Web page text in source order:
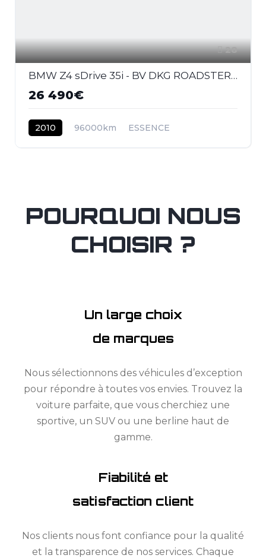
28
BMW Z4 sDrive 35i - BV DKG ROADSTER E89 Sport Design PHASE 1
26 490€
2010 96000km ESSENCE
POURQUOI NOUS
CHOISIR ?
Un large choix
de marques
Nous sélectionnons des véhicules d’exception
pour répondre à toutes vos envies. Trouvez la
voiture parfaite, que vous cherchiez une
sportive, un SUV ou une berline haut de
gamme.
Fiabilité et
satisfaction client
Nos clients nous font confiance pour la qualité
et la transparence de nos services. Chaque